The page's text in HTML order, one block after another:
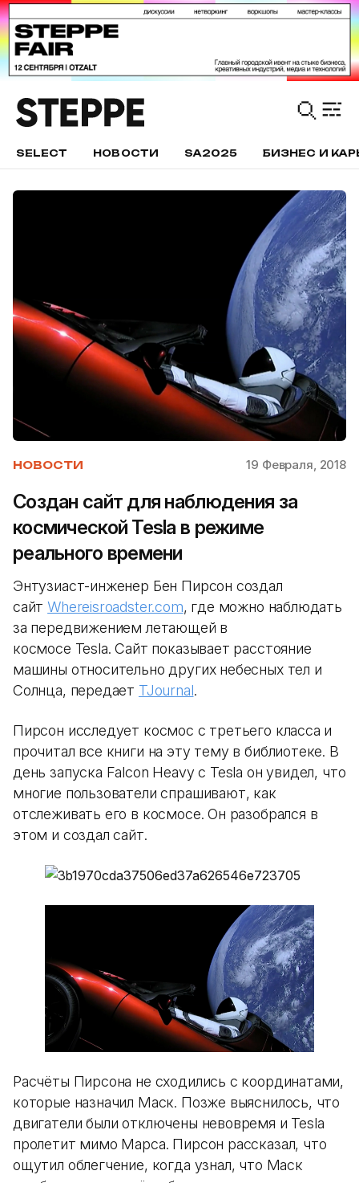
SELECT НОВОСТИ SA2025 БИЗНЕС И
НОВОСТИ 19 Февраля, 2018
Создан сайт для наблюдения за
космической Tesla в режиме
реального времени
Энтузиаст-инженер Бен Пирсон создал
сайтWhereisroadster.com, где можно наблюдать
за передвижением летающей в
космосе Tesla. Сайт показывает расстояние
машины относительно других небесных тел и
Солнца, передает TJournal.
Пирсон исследует космос с третьего класса и
прочитал все книги на эту тему в библиотеке. В
день запуска Falcon Heavy с Tesla он увидел, что
многие пользователи спрашивают, как
отслеживать его в космосе. Он разобрался в
этом и создал сайт.
Расчёты Пирсона не сходились с координатами,
которые назначил Маск. Позже выяснилось, что
двигатели были отключены невовремя и Tesla
пролетит мимо Марса. Пирсон рассказал, что
ощутил облегчение, когда узнал, что Маск